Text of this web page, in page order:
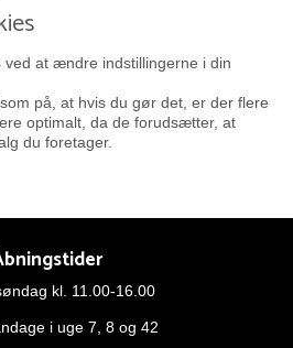
ved at ændre indstillingerne i din
på, at hvis du gør det, er der flere
optimalt, da de forudsætter, at
du foretager.
kl. 11.00-16.00
i uge 7, 8 og 42